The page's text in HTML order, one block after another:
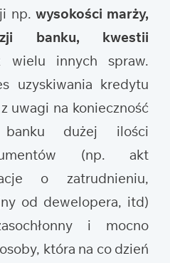
np. wysokości marży,
banku, kwestii
wielu innych spraw.
uzyskiwania kredytu
uwagi na konieczność
dużej ilości
(np. akt
o zatrudnieniu,
od dewelopera, itd)
i mocno
która na co dzień